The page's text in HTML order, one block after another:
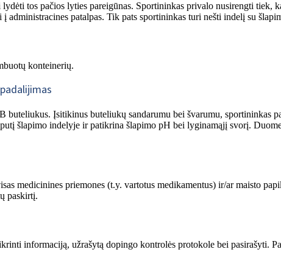
tos pačios lyties pareigūnas. Sportininkas privalo nusirengti
administracines patalpas. Tik pats sportininkas turi nešti indelį su
konteinerių.
Įsitikinus buteliukų sandarumu bei švarumu, sportininkas
šlapimo indelyje ir patikrina šlapimo pH bei lyginamąjį svorį.
medicinines priemones (t.y. vartotus medikamentus) ir/ar maisto
paskirtį.
informaciją, užrašytą dopingo kontrolės protokole bei pasirašyti.